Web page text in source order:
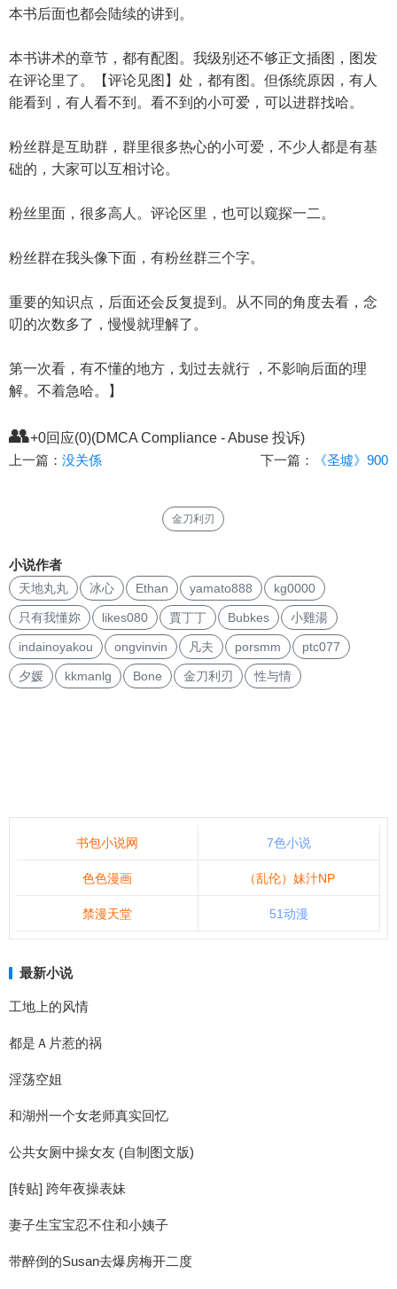
本书后面也都会陆续的讲到。
本书讲术的章节，都有配图。我级别还不够正文插图，图发
在评论里了。【评论见图】处，都有图。但係统原因，有人
能看到，有人看不到。看不到的小可爱，可以进群找哈。
粉丝群是互助群，群里很多热心的小可爱，不少人都是有基
础的，大家可以互相讨论。
粉丝里面，很多高人。评论区里，也可以窥探一二。
粉丝群在我头像下面，有粉丝群三个字。
重要的知识点，后面还会反复提到。从不同的角度去看，念
叨的次数多了，慢慢就理解了。
第一次看，有不懂的地方，划过去就行 ，不影响后面的理
解。不着急哈。】
👥+0回应(0)(DMCA Compliance - Abuse 投诉)
上一篇： 没关係 下一篇： 《圣墟》900
金刀利刃
小说作者
天地丸丸 冰心 Ethan yamato888 kg0000
只有我懂妳 likes080 賈丁丁 Bubkes 小雞湯
indainoyakou ongvinvin 凡夫 porsmm ptc077
夕媛 kkmanlg Bone 金刀利刃 性与情
书包小说网 7色小说
色色漫画 （乱伦）妹汁NP
禁漫天堂 51动漫
最新小说
工地上的风情
都是Ａ片惹的祸
淫荡空姐
和湖州一个女老师真实回忆
公共女厕中操女友 (自制图文版)
[转贴] 跨年夜操表妹
妻子生宝宝忍不住和小姨子
带醉倒的Susan去爆房梅开二度